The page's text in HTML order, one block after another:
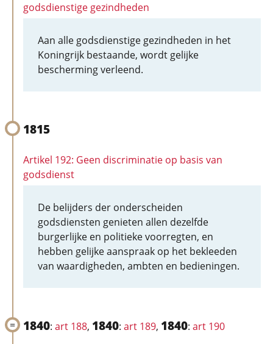
godsdienstige gezindheden
Aan alle godsdienstige gezindheden in het
Koningrijk bestaande, wordt gelijke
bescherming verleend.
1815
Artikel 192: Geen discriminatie op basis van
godsdienst
De belijders der onderscheiden
godsdiensten genieten allen dezelfde
burgerlijke en politieke voorregten, en
hebben gelijke aanspraak op het bekleeden
van waardigheden, ambten en bedieningen.
1840: art 188, 1840: art 189, 1840: art 190